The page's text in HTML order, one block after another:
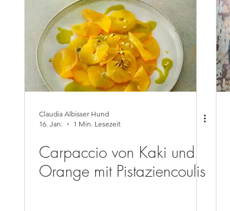
Recettes en français Slow Cooking Basics
gesund festlich Einmachen
Claudia Albisser Hund
16. Jan.
1 Min. Lesezeit
Carpaccio von Kaki und
Orange mit Pistaziencoulis